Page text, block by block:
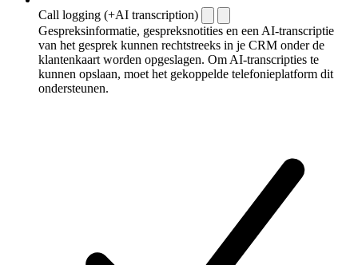
Call logging (+AI transcription)
Gespreksinformatie, gespreksnotities en een AI-transcriptie
van het gesprek kunnen rechtstreeks in je CRM onder de
klantenkaart worden opgeslagen. Om AI-transcripties te
kunnen opslaan, moet het gekoppelde telefonieplatform dit
ondersteunen.